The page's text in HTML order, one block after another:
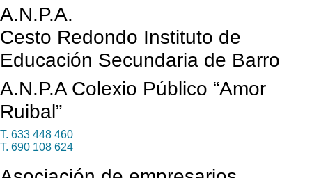
A.N.P.A.
Cesto Redondo Instituto de
Educación Secundaria de Barro
A.N.P.A Colexio Público “Amor
Ruibal”
T. 633 448 460
T. 690 108 624